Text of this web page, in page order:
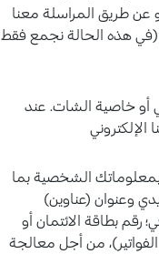
عن طريق المراسلة معنا
(في هذه الحالة نجمع فقط
أو خاصية الشات. عند
الشخصية بما
وعنوان (عناوين)
بطاقة الائتمان أو
الفواتير)، من أجل معالجة